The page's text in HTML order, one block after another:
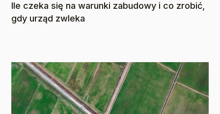
Ile czeka się na warunki zabudowy i co zrobić,
gdy urząd zwleka